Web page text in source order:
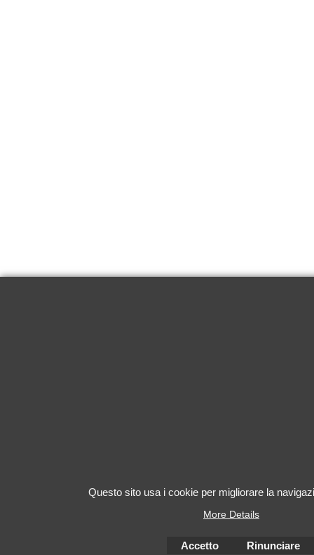
Questo sito usa i cookie per migliorare la
More Details
Accetto Rinunciare